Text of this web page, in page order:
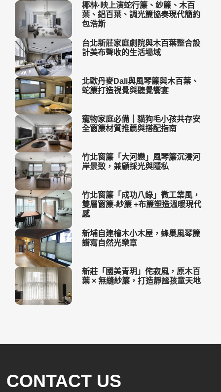
椰林·映上演蛇行簾、紗簾、木百
葉、鋁百葉、調光簾協奏現代簡約
包浩斯
台北新莊家庭劇院與木百葉整合設
計美布聲收的生活場域
北歐丹麥Dali與風琴簾與木百葉、
蛇簾打造視覺與聽覺饗宴
寵物家庭必備｜貓狗毛小孩共存安
全窗簾材質推薦與搭配指南
竹北窗簾「大河戀」風琴簾沉浸河
岸景致，兼顧採光與隱私
竹北窗簾「成功八錄」微工業風，
雙層窗簾-紗簾 +布簾塑造溫暖現代
感
新埔自建檜木小木屋，蜂巢風琴簾
譜寫自然光樂章
新莊「國美青玥」侘寂風，原木百
葉 × 無縫紗簾，打造靜謐孩童天地
CONTACT US